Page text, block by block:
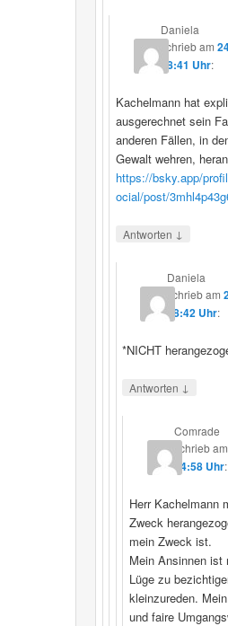
Daniela
schriebam
08:41 Uhr:
Kachelmann hat
ausgerechnet sein
anderen Fällen, in
Gewalt wehren,
https://bsky.app/
ocial/post/
Antworten ↓
Daniela
schriebam
08:42 Uhr:
*NICHT
Antworten ↓
Comrade
schriebam
14:58 Uhr:
Herr Kachelmann
Zweck
mein Zweck ist.
Mein Ansinnen ist
Lüge zu
kleinzureden.
und faire